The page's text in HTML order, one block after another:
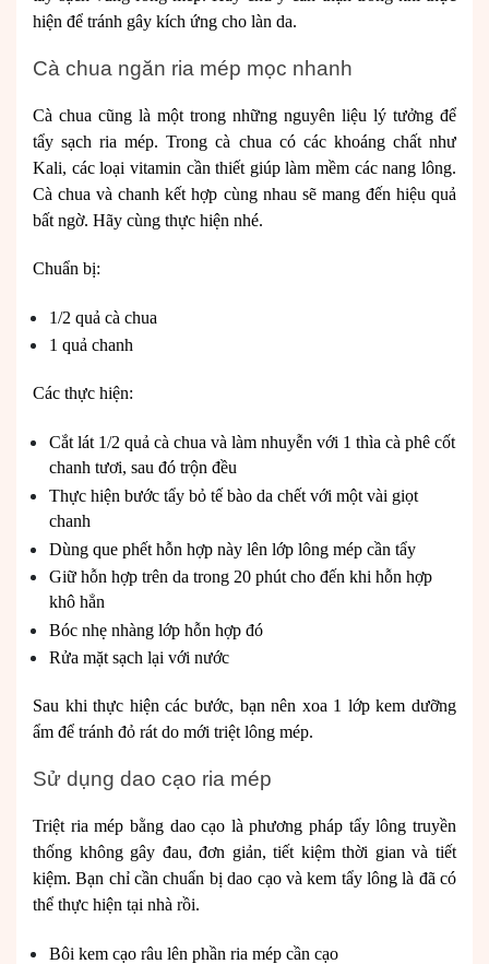
hiện để tránh gây kích ứng cho làn da.
Cà chua ngăn ria mép mọc nhanh
Cà chua cũng là một trong những nguyên liệu lý tưởng để
tẩy sạch ria mép. Trong cà chua có các khoáng chất như
Kali, các loại vitamin cần thiết giúp làm mềm các nang lông.
Cà chua và chanh kết hợp cùng nhau sẽ mang đến hiệu quả
bất ngờ. Hãy cùng thực hiện nhé.
Chuẩn bị:
1/2 quả cà chua
1 quả chanh
Các thực hiện:
Cắt lát 1/2 quả cà chua và làm nhuyễn với 1 thìa cà phê cốt
chanh tươi, sau đó trộn đều
Thực hiện bước tẩy bỏ tế bào da chết với một vài giọt
chanh
Dùng que phết hỗn hợp này lên lớp lông mép cần tẩy
Giữ hỗn hợp trên da trong 20 phút cho đến khi hỗn hợp
khô hẳn
Bóc nhẹ nhàng lớp hỗn hợp đó
Rửa mặt sạch lại với nước
Sau khi thực hiện các bước, bạn nên xoa 1 lớp kem dưỡng
ẩm để tránh đỏ rát do mới triệt lông mép.
Sử dụng dao cạo ria mép
Triệt ria mép bằng dao cạo là phương pháp tẩy lông truyền
thống không gây đau, đơn giản, tiết kiệm thời gian và tiết
kiệm. Bạn chỉ cần chuẩn bị dao cạo và kem tẩy lông là đã có
thể thực hiện tại nhà rồi.
Bôi kem cạo râu lên phần ria mép cần cạo